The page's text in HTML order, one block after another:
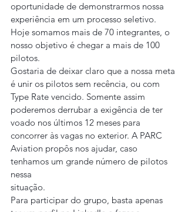
oportunidade de demonstrarmos nossa
experiência em um processo seletivo.
Hoje somamos mais de 70 integrantes, o
nosso objetivo é chegar a mais de 100
pilotos.
Gostaria de deixar claro que a nossa meta
é unir os pilotos sem recência, ou com
Type Rate vencido. Somente assim
poderemos derrubar a exigência de ter
voado nos últimos 12 meses para
concorrer às vagas no exterior. A PARC
Aviation propôs nos ajudar, caso
tenhamos um grande número de pilotos
nessa
situação.
Para participar do grupo, basta apenas